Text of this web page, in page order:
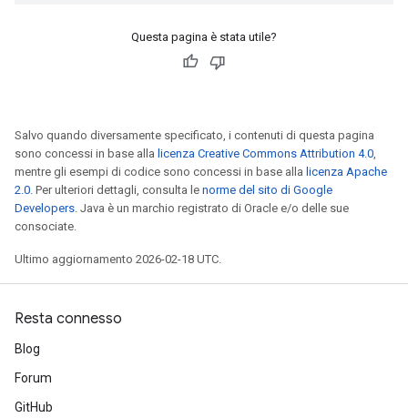
Questa pagina è stata utile?
Salvo quando diversamente specificato, i contenuti di questa pagina
sono concessi in base alla licenza Creative Commons Attribution 4.0,
mentre gli esempi di codice sono concessi in base alla licenza Apache
2.0. Per ulteriori dettagli, consulta le norme del sito di Google
Developers. Java è un marchio registrato di Oracle e/o delle sue
consociate.
Ultimo aggiornamento 2026-02-18 UTC.
Resta connesso
Blog
Forum
GitHub